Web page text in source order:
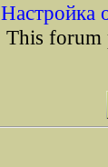
Настройка
This